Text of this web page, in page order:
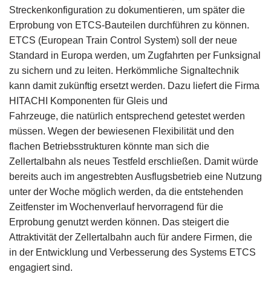
Streckenkonfiguration zu dokumentieren, um später die
Erprobung von ETCS-Bauteilen durchführen zu können.
ETCS (European Train Control System) soll der neue
Standard in Europa werden, um Zugfahrten per Funksignal
zu sichern und zu leiten. Herkömmliche Signaltechnik
kann damit zukünftig ersetzt werden. Dazu liefert die Firma
HITACHI Komponenten für Gleis und
Fahrzeuge, die natürlich entsprechend getestet werden
müssen. Wegen der bewiesenen Flexibilität und den
flachen Betriebsstrukturen könnte man sich die
Zellertalbahn als neues Testfeld erschließen. Damit würde
bereits auch im angestrebten Ausflugsbetrieb eine Nutzung
unter der Woche möglich werden, da die entstehenden
Zeitfenster im Wochenverlauf hervorragend für die
Erprobung genutzt werden können. Das steigert die
Attraktivität der Zellertalbahn auch für andere Firmen, die
in der Entwicklung und Verbesserung des Systems ETCS
engagiert sind.